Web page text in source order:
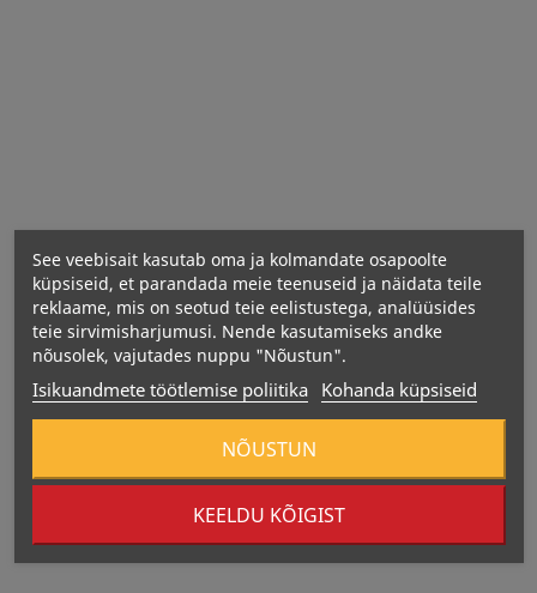
Süsivesikud: 22,5 g
– millest suhkrud: 4,6 g
Kiudained: 6,0 g
Valgud: 35,2 g
Sool: 0,3 g
See veebisait kasutab oma ja kolmandate osapoolte
küpsiseid, et parandada meie teenuseid ja näidata teile
reklaame, mis on seotud teie eelistustega, analüüsides
teie sirvimisharjumusi. Nende kasutamiseks andke
nõusolek, vajutades nuppu "Nõustun".
Isikuandmete töötlemise poliitika Kohanda küpsiseid
KEELDU KÕIGIST
NÕUSTUN